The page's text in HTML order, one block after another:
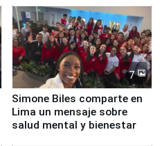
7
Simone Biles comparte en
Lima un mensaje sobre
salud mental y bienestar